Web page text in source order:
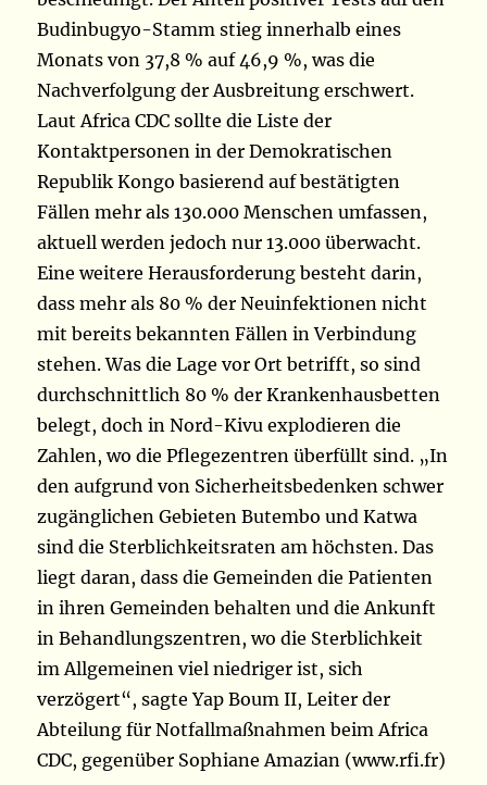
Budinbugyo-Stamm stieg innerhalb eines
Monats von 37,8 % auf 46,9 %, was die
Nachverfolgung der Ausbreitung erschwert.
Laut Africa CDC sollte die Liste der
Kontaktpersonen in der Demokratischen
Republik Kongo basierend auf bestätigten
Fällen mehr als 130.000 Menschen umfassen,
aktuell werden jedoch nur 13.000 überwacht.
Eine weitere Herausforderung besteht darin,
dass mehr als 80 % der Neuinfektionen nicht
mit bereits bekannten Fällen in Verbindung
stehen. Was die Lage vor Ort betrifft, so sind
durchschnittlich 80 % der Krankenhausbetten
belegt, doch in Nord-Kivu explodieren die
Zahlen, wo die Pflegezentren überfüllt sind. „In
den aufgrund von Sicherheitsbedenken schwer
zugänglichen Gebieten Butembo und Katwa
sind die Sterblichkeitsraten am höchsten. Das
liegt daran, dass die Gemeinden die Patienten
in ihren Gemeinden behalten und die Ankunft
in Behandlungszentren, wo die Sterblichkeit
im Allgemeinen viel niedriger ist, sich
verzögert“, sagte Yap Boum II, Leiter der
Abteilung für Notfallmaßnahmen beim Africa
CDC, gegenüber Sophiane Amazian (www.rfi.fr)